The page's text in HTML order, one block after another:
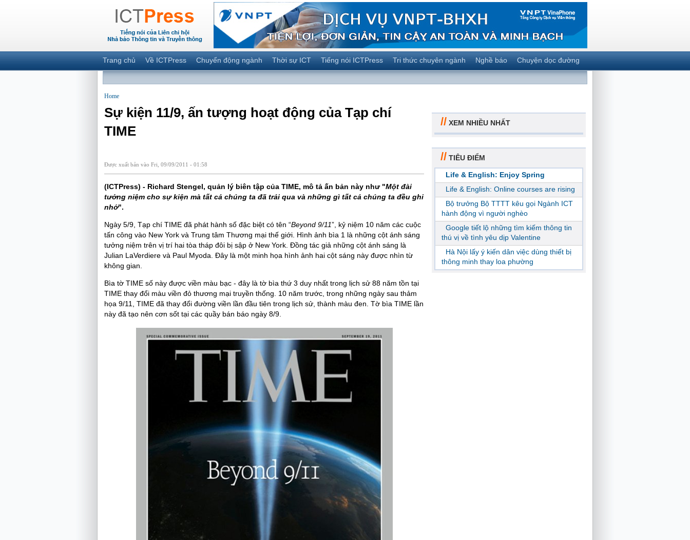
Trang chủ Về ICTPress Chuyển động ngành Thời sự ICT Tiếng nói ICTPress Tri thức chuyên ngành Nghề báo Chuyện dọc đường
Home
Sự kiện 11/9, ấn tượng hoạt động của Tạp chí
TIME
Được xuất bản vào Fri, 09/09/2011 - 01:58
(ICTPress) - Richard Stengel, quản lý biên tập của TIME, mô tả ấn bản này như "Một đài
tưởng niệm cho sự kiện mà tất cả chúng ta đã trải qua và những gì tất cả chúng ta đều ghi
nhớ".
Ngày 5/9, Tạp chí TIME đã phát hành số đặc biệt có tên “Beyond 9/11”, kỷ niệm 10 năm các cuộc
tấn công vào New York và Trung tâm Thương mại thế giới. Hình ảnh bìa 1 là những cột ánh sáng
tưởng niệm trên vị trí hai tòa tháp đôi bị sập ở New York. Đồng tác giả những cột ánh sáng là
Julian LaVerdiere và Paul Myoda. Đây là một minh họa hình ảnh hai cột sáng này được nhìn từ
không gian.
Bìa tờ TIME số này được viền màu bạc - đây là tờ bìa thứ 3 duy nhất trong lịch sử 88 năm tồn tại
TIME thay đổi màu viền đỏ thương mại truyền thống. 10 năm trước, trong những ngày sau thảm
họa 9/11, TIME đã thay đổi đường viền lần đầu tiên trong lịch sử, thành màu đen. Tờ bìa TIME lần
này đã tạo nên cơn sốt tại các quầy bán báo ngày 8/9.
// XEM NHIỀU NHẤT
// TIÊU ĐIỂM
Life & English: Enjoy Spring
Life & English: Online courses are rising
Bộ trưởng Bộ TTTT kêu gọi Ngành ICT
hành động vì người nghèo
Google tiết lộ những tìm kiếm thông tin
thú vị về tình yêu dịp Valentine
Hà Nội lấy ý kiến dân việc dùng thiết bị
thông minh thay loa phường